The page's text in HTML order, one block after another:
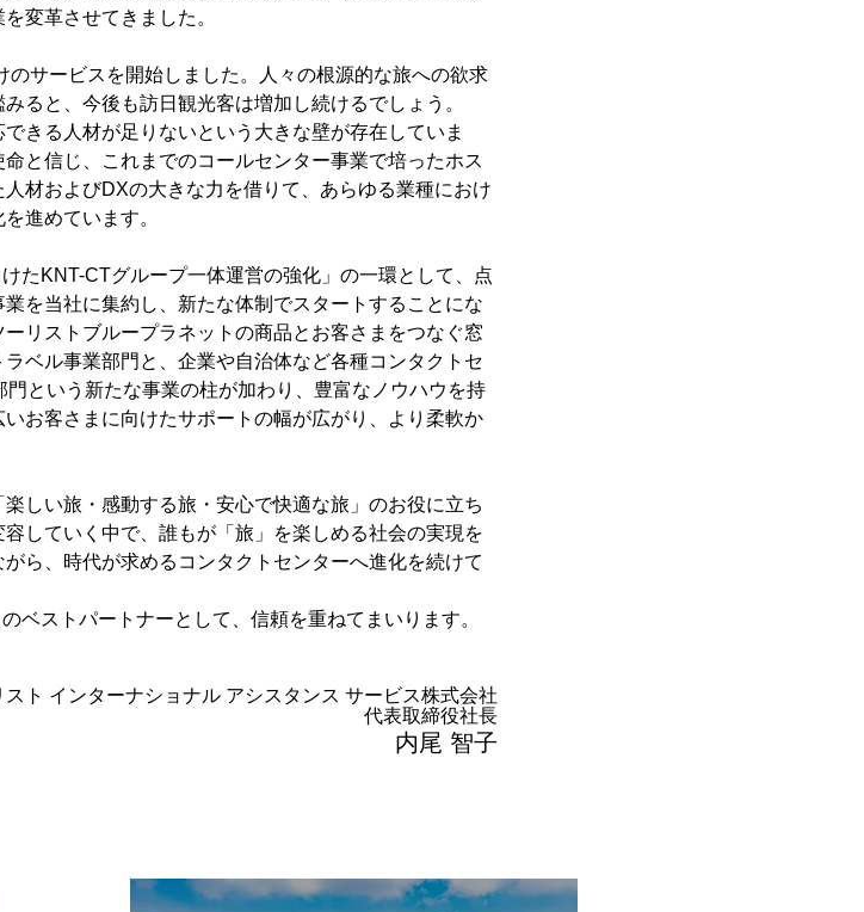
変革させてきました。
サービスを開始しました。人々の根源的な旅への欲求
ると、今後も訪日観光客は増加し続けるでしょう。
きる人材が足りないという大きな壁が存在していま
と信じ、これまでのコールセンター事業で培ったホス
材およびDXの大きな力を借りて、あらゆる業種におけ
進めています。
たKNT-CTグループ一体運営の強化」の一環として、点
を当社に集約し、新たな体制でスタートすることにな
リストブループラネットの商品とお客さまをつなぐ窓
ベル事業部門と、企業や自治体など各種コンタクトセ
という新たな事業の柱が加わり、豊富なノウハウを持
お客さまに向けたサポートの幅が広がり、より柔軟か
しい旅・感動する旅・安心で快適な旅」のお役に立ち
していく中で、誰もが「旅」を楽しめる社会の実現を
ら、時代が求めるコンタクトセンターへ進化を続けて
ストパートナーとして、信頼を重ねてまいります。
スト インターナショナル アシスタンス サービス株式会社
代表取締役社長
内尾 智子